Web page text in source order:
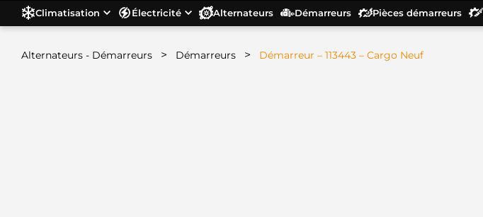
Climatisation Électricité Alternateurs Démarreurs Pièces démarreurs
Alternateurs - Démarreurs > Démarreurs > Démarreur – 113443 – Cargo Neuf